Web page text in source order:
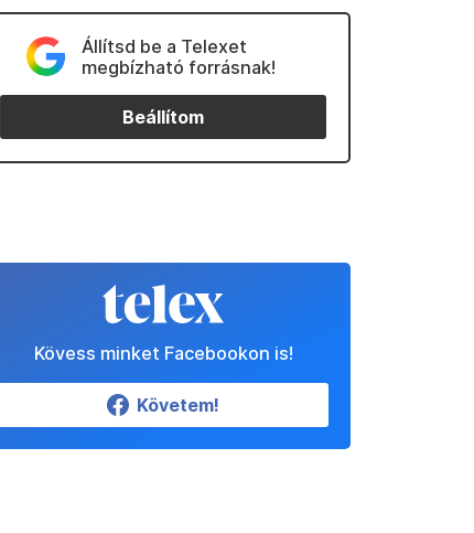
Állítsd be a Telexet
megbízható forrásnak!
Beállítom
Kövess minket Facebookon is!
Követem!